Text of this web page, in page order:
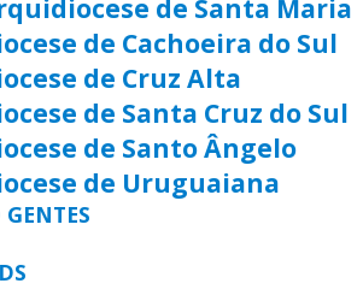
de Santa Maria
de Cachoeira do Sul
de Cruz Alta
de Santa Cruz do Sul
de Santo Ângelo
de Uruguaiana